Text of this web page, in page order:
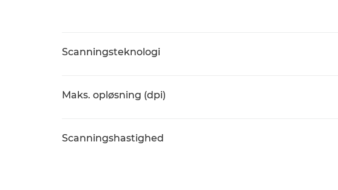
Scanningsteknologi
Maks. opløsning (dpi)
Scanningshastighed